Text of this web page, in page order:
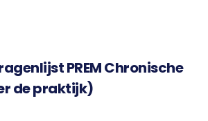
PREM Chronische
de praktijk)